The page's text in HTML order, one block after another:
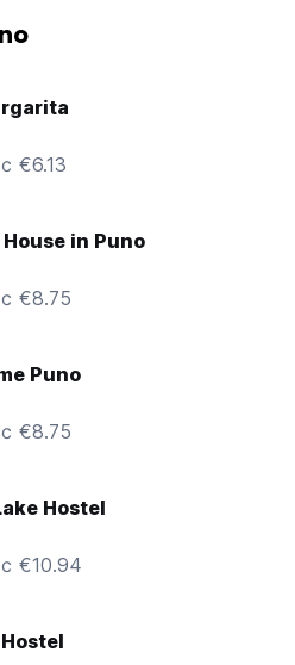
€6.13
in Puno
€8.75
Puno
€8.75
Hostel
€10.94